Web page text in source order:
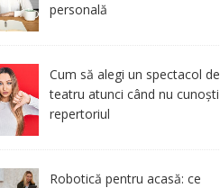
personală
Cum să alegi un spectacol de
teatru atunci când nu cunoști
repertoriul
Robotică pentru acasă: ce